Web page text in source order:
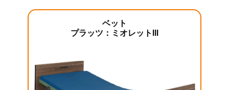
ベット
プラッツ：ミオレットIII